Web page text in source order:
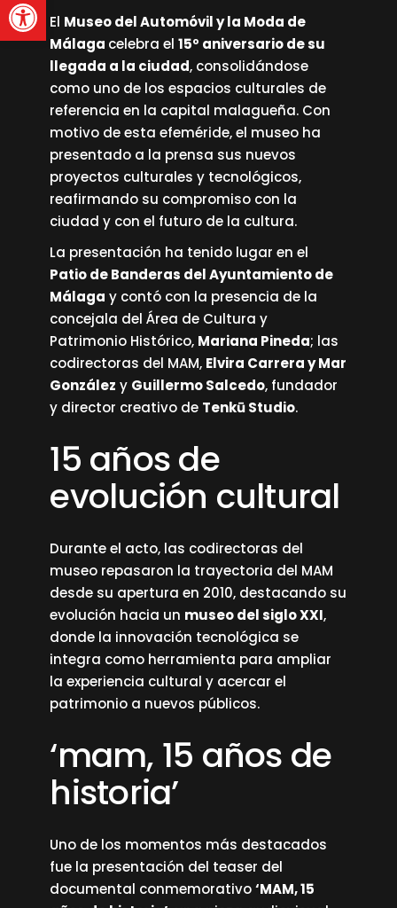
El Museo del Automóvil y la Moda de
Málaga celebra el15º aniversario de su
llegada a la ciudad, consolidándose
como uno de los espacios culturales de
referencia en la capital malagueña. Con
motivo de esta efeméride, el museo ha
presentado a la prensa sus nuevos
proyectos culturales y tecnológicos,
reafirmando su compromiso con la
ciudad y con el futuro de la cultura.
La presentación ha tenido lugar en el
Patio de Banderas del Ayuntamiento de
Málaga y contó con la presencia de la
concejala del Área de Cultura y
Patrimonio Histórico, Mariana Pineda; las
codirectoras del MAM, Elvira Carrera y Mar
González y Guillermo Salcedo, fundador
y director creativo de Tenkū Studio.
15 años de
evolución cultural
Durante el acto, las codirectoras del
museo repasaron la trayectoria del MAM
desde su apertura en 2010, destacando su
evolución hacia un museo del siglo XXI,
donde la innovación tecnológica se
integra como herramienta para ampliar
la experiencia cultural y acercar el
patrimonio a nuevos públicos.
‘mam, 15 años de
historia’
Uno de los momentos más destacados
fue la presentación del teaser del
documental conmemorativo‘MAM, 15